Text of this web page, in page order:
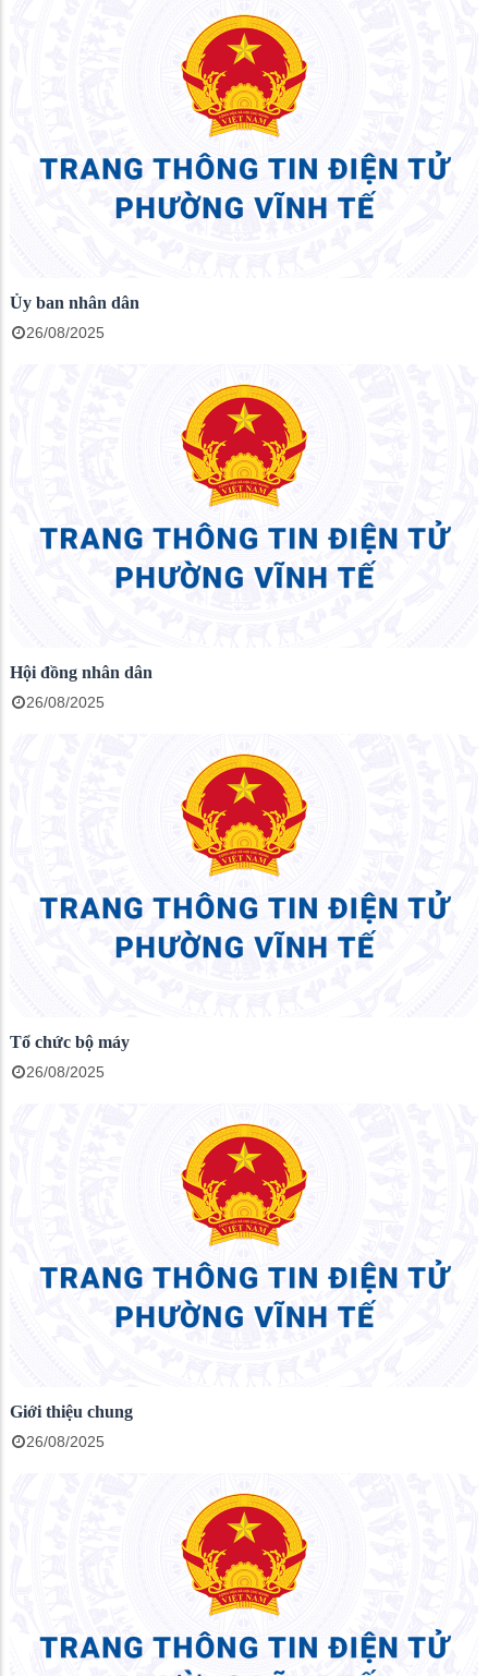
Ủy ban nhân dân
26/08/2025
Hội đồng nhân dân
26/08/2025
Tổ chức bộ máy
26/08/2025
Giới thiệu chung
26/08/2025